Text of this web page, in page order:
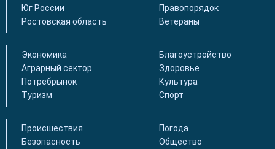
Юг России
Ростовская область
Правопорядок
Ветераны
Экономика
Аграрный сектор
Потребрынок
Туризм
Благоустройство
Здоровье
Культура
Спорт
Происшествия
Безопасность
Погода
Общество